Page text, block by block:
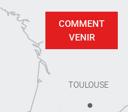
TOULOUSE
COMMENT
VENIR